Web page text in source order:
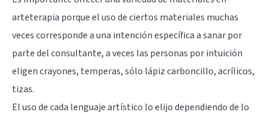
arteterapia porque el uso de ciertos materiales muchas
veces corresponde a una intención específica a sanar por
parte del consultante, a veces las personas por intuición
eligen crayones, temperas, sólo lápiz carboncillo, acrílicos,
tizas.
El uso de cada lenguaje artístico lo elijo dependiendo de lo